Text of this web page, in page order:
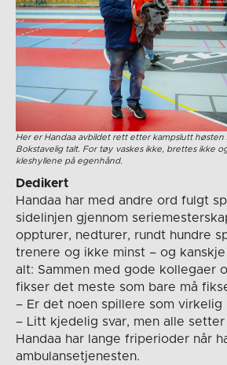
Her er Handaa avbildet rett etter kampslutt høsten
Bokstavelig talt. For tøy vaskes ikke, brettes ikke
kleshyllene på egenhånd.
Dedikert
Handaa har med andre ord fulgt
sidelinjen gjennom
oppturer, nedturer, rundt hundre
trenere og ikke minst – og
alt: Sammen med gode kollegaer
fikser det meste som bare må
– Er det noen spillere som virkelig
– Litt kjedelig svar, men alle setter
Handaa har lange friperioder når
ambulansetjenesten.